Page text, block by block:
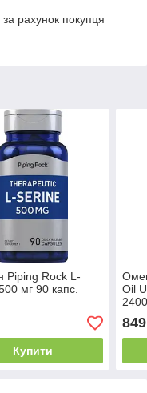
рахунок покупця
Piping Rock L-
мг 90 капс.
Купити
Oil
та
та
849